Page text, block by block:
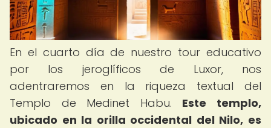
En el cuarto día de nuestro tour educativo
por los jeroglíficos de Luxor, nos
adentraremos en la riqueza textual del
Templo de Medinet Habu. Este templo,
ubicado en la orilla occidental del Nilo, es